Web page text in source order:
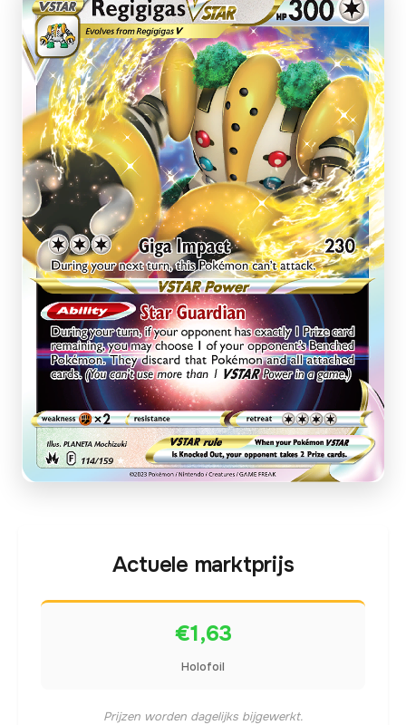
Actuele marktprijs
€1,63
Holofoil
Prijzen worden dagelijks bijgewerkt.